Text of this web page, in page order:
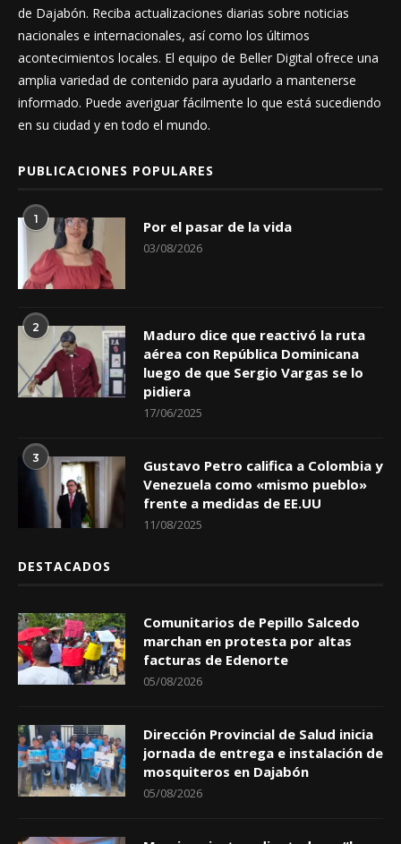
de Dajabón. Reciba actualizaciones diarias sobre noticias
nacionales e internacionales, así como los últimos
acontecimientos locales. El equipo de Beller Digital ofrece una
amplia variedad de contenido para ayudarlo a mantenerse
informado. Puede averiguar fácilmente lo que está sucediendo
en su ciudad y en todo el mundo.
PUBLICACIONES POPULARES
1 Por el pasar de la vida
03/08/2026
2
Maduro dice que reactivó la ruta
aérea con República Dominicana
luego de que Sergio Vargas se lo
pidiera
17/06/2025
3
Gustavo Petro califica a Colombia y
Venezuela como «mismo pueblo»
frente a medidas de EE.UU
11/08/2025
DESTACADOS
Comunitarios de Pepillo Salcedo
marchan en protesta por altas
facturas de Edenorte
05/08/2026
Dirección Provincial de Salud inicia
jornada de entrega e instalación de
mosquiteros en Dajabón
05/08/2026